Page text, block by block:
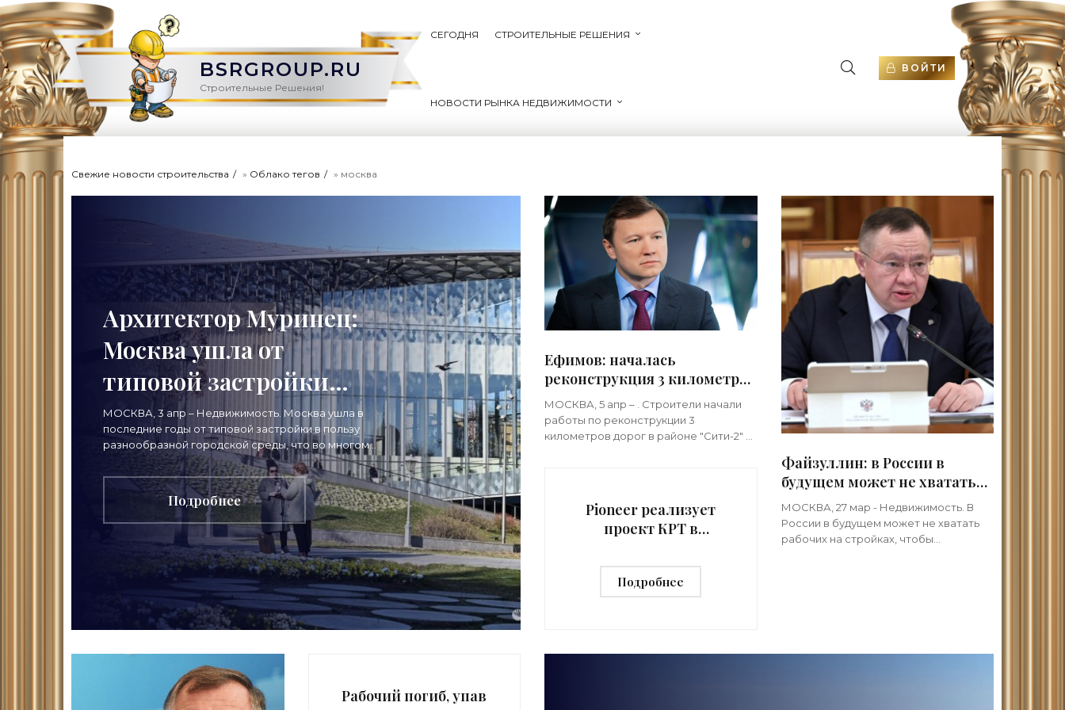
BSRGROUP.RU
Строительные Решения!
СЕГОДНЯ СТРОИТЕЛЬНЫЕ РЕШЕНИЯ
НОВОСТИ РЫНКА НЕДВИЖИМОСТИ
ВОЙТИ
Свежие новости строительства » Облако тегов » москва
Архитектор Муринец:
Москва ушла от
типовой застройки
благодаря Кузнецову -
«Строительство»
МОСКВА, 3 апр – Недвижимость. Москва ушла в
последние годы от типовой застройки в пользу
разнообразной городской среды, что во многом
произошло благодаря покинувшему должность
главного
Подробнее
Ефимов: началась
реконструкция 3 километров
дорог около комплекса
"Сити-2" - «Строительство»
МОСКВА, 5 апр – . Строители начали
работы по реконструкции 3
километров дорог в районе "Сити-2" в
Файзуллин: в России в
будущем может не хватать
рабочих на стройках -
«Строительство»
МОСКВА, 27 мар - Недвижимость. В
России в будущем может не хватать
рабочих на стройках, чтобы
Pioneer реализует
проект КРТ в
"Павелецкая" в
Москве -
Подробнее
Рабочий погиб, упав